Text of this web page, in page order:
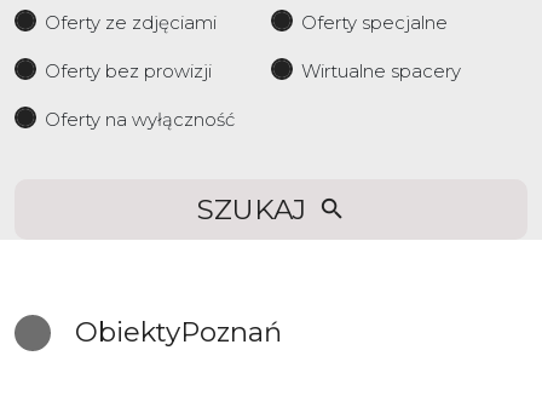
Oferty ze zdjęciami
Oferty specjalne
Oferty bez prowizji Wirtualne spacery
Oferty na wyłączność
SZUKAJ
ObiektyPoznań